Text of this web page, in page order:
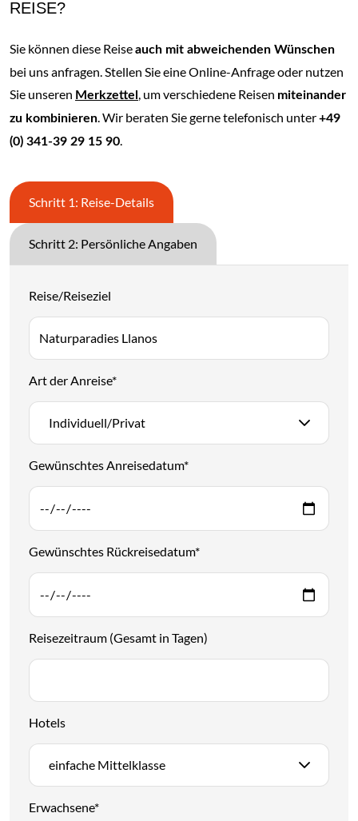
REISE?
Sie können diese Reiseauch mit abweichenden Wünschen
bei uns anfragen. Stellen Sie eine Online-Anfrage oder nutzen
Sie unseren Merkzettel , um verschiedene Reisen miteinander
zu kombinieren. Wir beraten Sie gerne telefonisch unter+49
(0) 341-39 29 15 90.
Schritt 1: Reise-Details
Schritt 2: Persönliche Angaben
Reise/Reiseziel
Art der Anreise*
Individuell/Privat
Gewünschtes Anreisedatum*
Gewünschtes Rückreisedatum*
Reisezeitraum (Gesamt in Tagen)
Hotels
einfache Mittelklasse
Erwachsene*